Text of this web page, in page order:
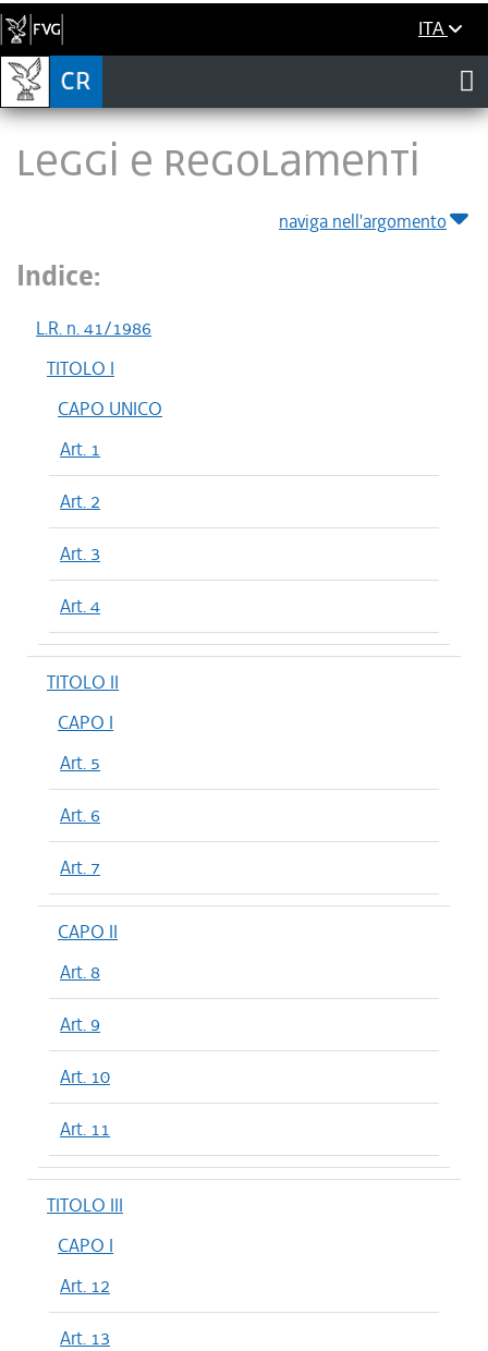
ITA
LEGGI E REGOLAMENTI
naviga nell'argomento
Indice:
L.R. n. 41/1986
TITOLO I
CAPO UNICO
Art. 1
Art. 2
Art. 3
Art. 4
TITOLO II
CAPO I
Art. 5
Art. 6
Art. 7
CAPO II
Art. 8
Art. 9
Art. 10
Art. 11
TITOLO III
CAPO I
Art. 12
Art. 13